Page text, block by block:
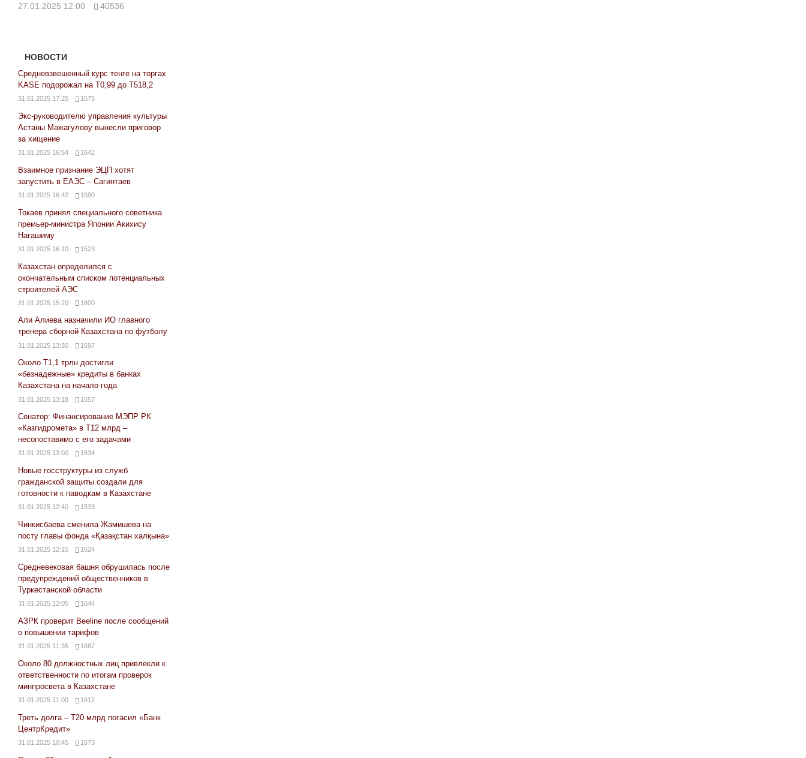
27.01.2025 12:00 40536
НОВОСТИ
Средневзвешенный курс тенге на торгах
KASE подорожал на Т0,99 до Т518,2
31.01.2025 17:25 1575
Экс-руководителю управления культуры
Астаны Мажагулову вынесли приговор
за хищение
31.01.2025 16:54 1642
Взаимное признание ЭЦП хотят
запустить в ЕАЭС – Сагинтаев
31.01.2025 16:42 1590
Токаев принял специального советника
премьер-министра Японии Акихису
Нагашиму
31.01.2025 16:10 1523
Казахстан определился с
окончательным списком потенциальных
строителей АЭС
31.01.2025 15:20 1800
Али Алиева назначили ИО главного
тренера сборной Казахстана по футболу
31.01.2025 13:30 1597
Около Т1,1 трлн достигли
«безнадежные» кредиты в банках
Казахстана на начало года
31.01.2025 13:18 1557
Сенатор: Финансирование МЭПР РК
«Казгидромета» в Т12 млрд –
несопоставимо с его задачами
31.01.2025 13:00 1634
Новые госструктуры из служб
гражданской защиты создали для
готовности к паводкам в Казахстане
31.01.2025 12:40 1533
Чинкисбаева сменила Жамишева на
посту главы фонда «Қазақстан халқына»
31.01.2025 12:15 1624
Средневековая башня обрушилась после
предупреждений общественников в
Туркестанской области
31.01.2025 12:05 1644
АЗРК проверит Beeline после сообщений
о повышении тарифов
31.01.2025 11:35 1687
Около 80 должностных лиц привлекли к
ответственности по итогам проверок
минпросвета в Казахстане
31.01.2025 11:00 1612
Треть долга – Т20 млрд погасил «Банк
ЦентрКредит»
31.01.2025 10:45 1673